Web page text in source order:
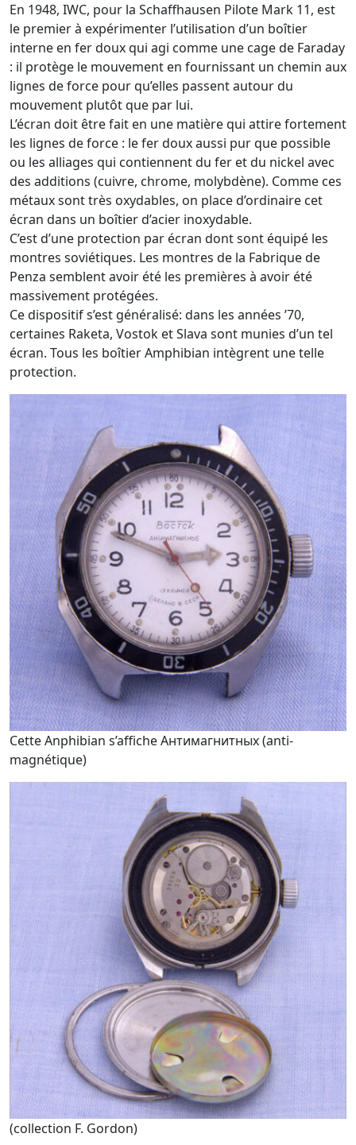
En 1948, IWC, pour la Schaffhausen Pilote Mark 11, est
le premier à expérimenter l’utilisation d’un boîtier
interne en fer doux qui agi comme une cage de Faraday
: il protège le mouvement en fournissant un chemin aux
lignes de force pour qu’elles passent autour du
mouvement plutôt que par lui.
L’écran doit être fait en une matière qui attire fortement
les lignes de force : le fer doux aussi pur que possible
ou les alliages qui contiennent du fer et du nickel avec
des additions (cuivre, chrome, molybdène). Comme ces
métaux sont très oxydables, on place d’ordinaire cet
écran dans un boîtier d’acier inoxydable.
C’est d’une protection par écran dont sont équipé les
montres soviétiques. Les montres de la Fabrique de
Penza semblent avoir été les premières à avoir été
massivement protégées.
Ce dispositif s’est généralisé: dans les années ’70,
certaines Raketa, Vostok et Slava sont munies d’un tel
écran. Tous les boîtier Amphibian intègrent une telle
protection.
Cette Anphibian s’affiche Антимагнитных (anti-
magnétique)
(collection F. Gordon)